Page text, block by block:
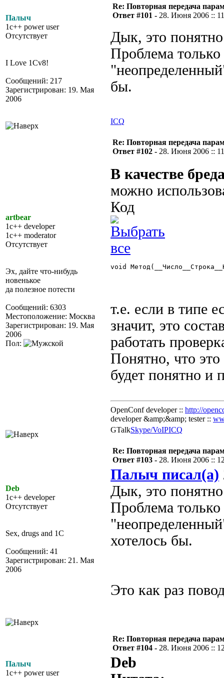
Палыч
1c++ power user
Отсутствует
I Love 1Cv8!
Сообщений: 217
Зарегистрирован: 19. Мая
2006
Re: Повторная передача
Ответ #101 - 28. Июня 2006 ::
Дык, это
Проблема только
бы.
ICQ
artbear
1c++ developer
1c++ moderator
Отсутствует
Эх, дайте что-нибудь
новенькое
да полезное потести
Сообщений: 6303
Местоположение: Москва
Зарегистрирован: 19. Мая
2006
Пол:
Re: Повторная передача
Ответ #102 - 28. Июня 2006 ::
В качестве
можно
Код
void
т.е. если в типе
значит, это
работать
Понятно, что
будет понятно и
OpenConf developer :: http://
developer &amp;&amp; tester ::
GTalkSkype/VoIPICQ
Deb
1c++ developer
Отсутствует
Sex, drugs and 1C
Сообщений: 41
Зарегистрирован: 21. Мая
2006
Re: Повторная передача
Ответ #103 - 28. Июня 2006 ::
Палыч писал(а)
Дык, это
Проблема только
хотелось бы.
Это как раз
Палыч
1c++ power user
Re: Повторная передача
Ответ #104 - 28. Июня 2006 ::
Deb